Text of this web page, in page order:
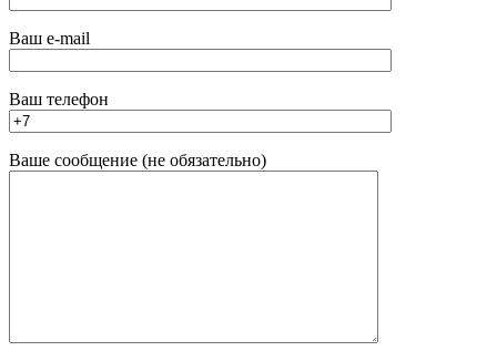
Ваш e-mail
Ваш телефон
Ваше сообщение (не обязательно)